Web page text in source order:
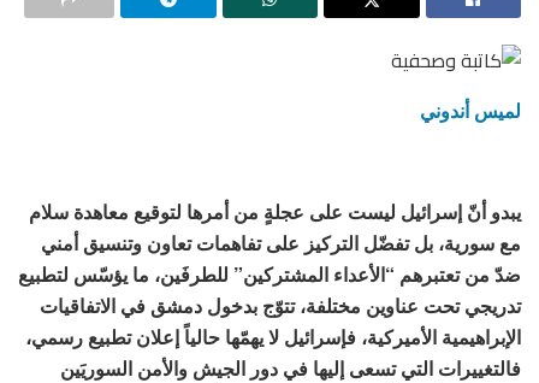
لميس أندوني
يبدو أنّ إسرائيل ليست على عجلةٍ من أمرها لتوقيع معاهدة سلام
مع سورية، بل تفضّل التركيز على تفاهمات تعاون وتنسيق أمني
ضدّ من تعتبرهم “الأعداء المشتركين” للطرفَين، ما يؤسّس لتطبيع
تدريجي تحت عناوين مختلفة، تتوّج بدخول دمشق في الاتفاقيات
الإبراهيمية الأميركية، فإسرائيل لا يهمّها حالياً إعلان تطبيع رسمي،
فالتغييرات التي تسعى إليها في دور الجيش والأمن السوريَين